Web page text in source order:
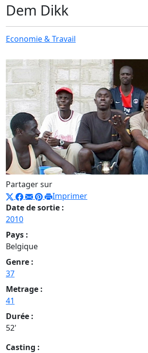
Dem Dikk
Economie & Travail
Partager sur
Imprimer
Date de sortie :
2010
Pays :
Belgique
Genre :
37
Metrage :
41
Durée :
52'
Casting :